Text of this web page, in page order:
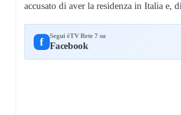
accusato di aver la residenza in Italia e,
f Segui èTV Rete 7 su
Facebook